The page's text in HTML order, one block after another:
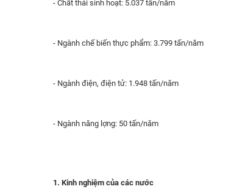
- Chất thải sinh hoạt: 5.037 tấn/năm
- Ngành chế biến thực phẩm: 3.799 tấn/năm
- Ngành điện, điện tử: 1.948 tấn/năm
- Ngành năng lợng: 50 tấn/năm
1. Kinh nghiệm của các nước